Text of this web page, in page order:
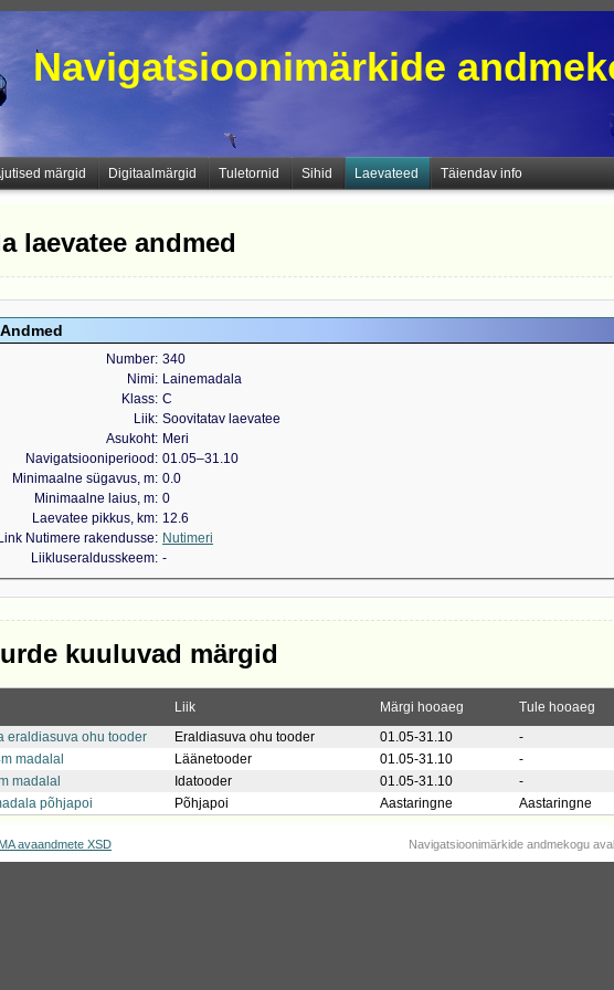
Navigatsioonimärkide
märgid Digitaalmärgid Tuletornid Sihid Laevateed Täiendav info
laevatee andmed
Number 340
Nimi
Lainemadala
Klass C
Liik Soovitatav laevatee
Asukoht
Meri
Navigatsiooniperiood
01.05‒31.10
Minimaalne sügavus, m 0.0
Minimaalne laius, m 0
Laevatee pikkus, km 12.6
Link Nutimere rakendusse
Nutimeri
Liikluseraldusskeem -
kuuluvad märgid
Liik Märgi hooaeg Tule hooaeg
eraldiasuva ohu tooder Eraldiasuva ohu tooder 01.05-31.10 -
madalal Läänetooder 01.05-31.10 -
madalal Idatooder 01.05-31.10 -
põhjapoi Põhjapoi Aastaringne Aastaringne
avaandmete XSD Navigatsioonimärkide andmekogu